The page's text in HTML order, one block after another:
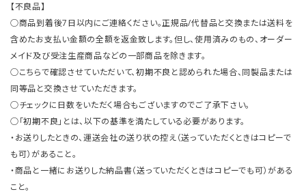
【不良品】
○商品到着後7日以内にご連絡ください。正規品/代替品と交換または送料を
含めたお支払い金額の全額を返金致します。但し、使用済みのもの、オーダー
メイド及び受注生産商品などの一部商品を除きます。
○こちらで確認させていただいて、初期不良と認められた場合、同製品または
同等品と交換させていただきます。
○チェックに日数をいただく場合もございますのでご了承下さい。
○「初期不良」とは、以下の基準を満たしている必要があります。
・お送りしたときの、運送会社の送り状の控え（送っていただくときはコピーで
も可）があること。
・商品と一緒にお送りした納品書（送っていただくときはコピーでも可）がある
こと。